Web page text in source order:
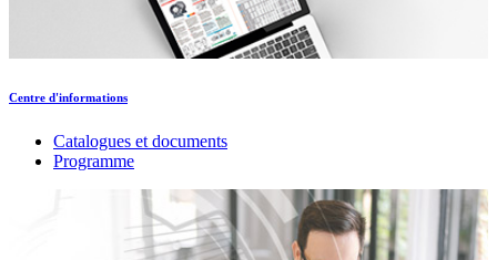
Centre d'informations
Catalogues et documents
Programme